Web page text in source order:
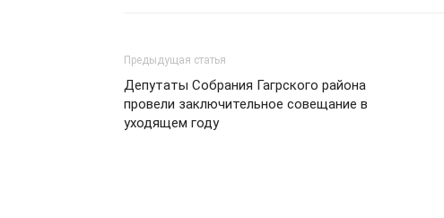
Предыдущая статья
Депутаты Собрания Гагрского района
провели заключительное совещание в
уходящем году